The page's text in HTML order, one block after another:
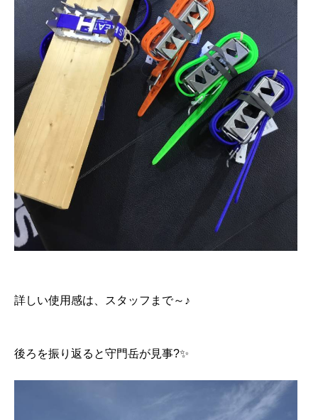
詳しい使用感は、スタッフまで～♪
後ろを振り返ると守門岳が見事?️✨